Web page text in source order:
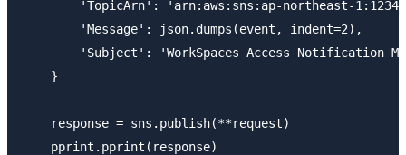
'TopicArn': 'arn:aws:sns:ap-northeast-
        'Message': json.dumps(event, indent=2),
'Subject': 'WorkSpaces Access Notification
    }
    response = sns.publish(**request)
    pprint.pprint(response)